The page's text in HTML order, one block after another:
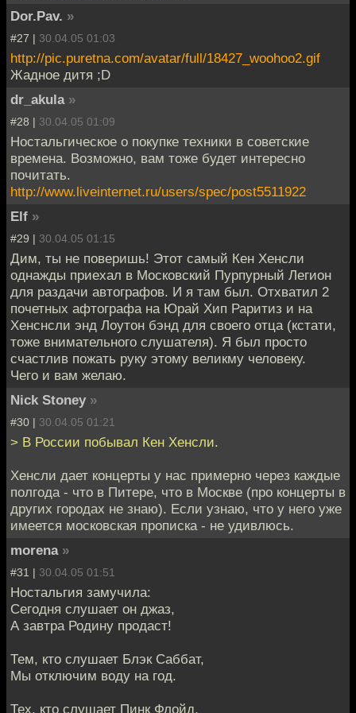
Dor.Pav. »
#27 | 30.04.05 01:03
http://pic.puretna.com/avatar/full/18427_woohoo2.gif
Жадное дитя ;D
dr_akula »
#28 | 30.04.05 01:09
Ностальгическое о покупке техники в советские
времена. Возможно, вам тоже будет интересно
почитать.
http://www.liveinternet.ru/users/spec/post5511922
Elf »
#29 | 30.04.05 01:15
Дим, ты не поверишь! Этот самый Кен Хенсли
однажды приехал в Московский Пурпурный Легион
для раздачи автографов. И я там был. Отхватил 2
почетных афтографа на Юрай Хип Раритиз и на
Хенснсли энд Лоутон бэнд для своего отца (кстати,
тоже внимательного слушателя). Я был просто
счастлив пожать руку этому великму человеку.
Чего и вам желаю.
Nick Stoney »
#30 | 30.04.05 01:21
> В России побывал Кен Хенсли.
Хенсли дает концерты у нас примерно через каждые
полгода - что в Питере, что в Москве (про концерты в
других городах не знаю). Если узнаю, что у него уже
имеется московская прописка - не удивлюсь.
morena »
#31 | 30.04.05 01:51
Ностальгия замучила:
Сегодня слушает он джаз,
А завтра Родину продаст!
Тем, кто слушает Блэк Саббат,
Мы отключим воду на год.
Тех, кто слушает Пинк Флойд,